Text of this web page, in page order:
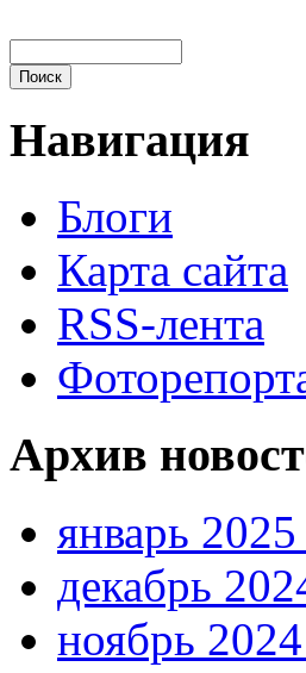
Навигация
Блоги
Карта сайта
RSS-лента
Архив
январь
декабрь
ноябрь